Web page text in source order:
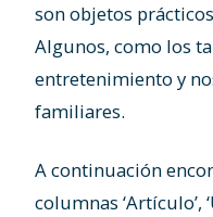
son objetos
Algunos, como los
entretenimiento y
familiares.
A continuación
columnas ‘Artículo’,